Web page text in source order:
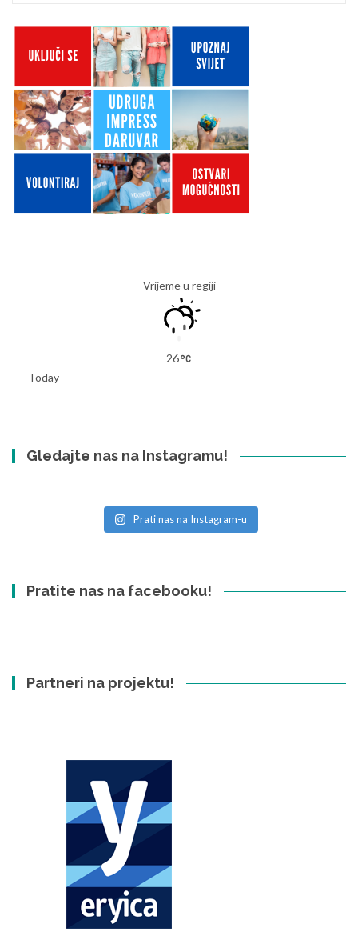
Vrijeme u regiji
26
Today
Gledajte nas na Instagramu!
Prati nas na Instagram-u
Pratite nas na facebooku!
Partneri na projektu!